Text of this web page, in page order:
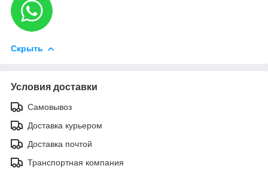
Скрыть
Условия доставки
Самовывоз
Доставка курьером
Доставка почтой
Транспортная компания